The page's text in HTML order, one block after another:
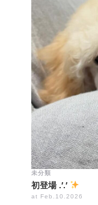
未分類
初登場 .′.′
at Feb.10.2026